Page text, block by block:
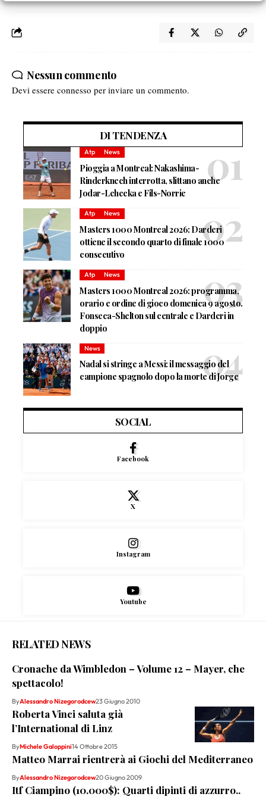
Nessun commento
Devi essere connesso per inviare un commento.
DI TENDENZA
Atp News
Pioggia a Montreal: Nakashima-
Rinderknech interrotta, slittano anche
Jodar-Lehecka e Fils-Norrie
Atp News
Masters 1000 Montreal 2026: Darderi
ottiene il secondo quarto di finale 1000
consecutivo
Atp News
Masters 1000 Montreal 2026: programma,
orario e ordine di gioco domenica 9 agosto.
Fonseca-Shelton sul centrale e Darderi in
doppio
News
Nadal si stringe a Messi: il messaggio del
campione spagnolo dopo la morte di Jorge
SOCIAL
Facebook
X
Instagram
Youtube
RELATED NEWS
Cronache da Wimbledon – Volume 12 – Mayer, che
spettacolo!
ByAlessandro Nizegorodcew23 Giugno 2010
Roberta Vinci saluta già
l’International di Linz
ByMichele Galoppini14 Ottobre 2015
Matteo Marrai rientrerà ai Giochi del Mediterraneo
ByAlessandro Nizegorodcew20 Giugno 2009
Itf Ciampino (10.000$): Quarti dipinti di azzurro..